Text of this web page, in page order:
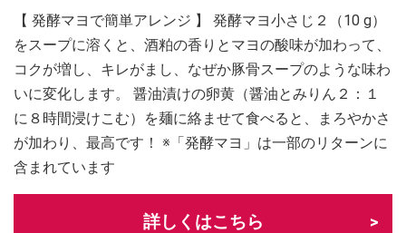
【 発酵マヨで簡単アレンジ 】 発酵マヨ小さじ２（10 g）
をスープに溶くと、酒粕の香りとマヨの酸味が加わって、
コクが増し、キレがまし、なぜか豚骨スープのような味わ
いに変化します。 醤油漬けの卵黄（醤油とみりん２：１
に８時間浸けこむ）を麺に絡ませて食べると、まろやかさ
が加わり、最高です！ ※「発酵マヨ」は一部のリターンに
含まれています
詳しくはこちら